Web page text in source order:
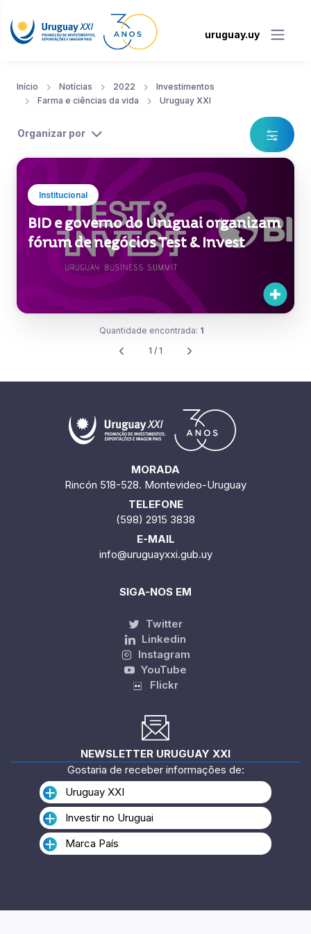
uruguay.uy
Início Notícias 2022
Investimentos
Farma e ciências da vida
Uruguay XXI
Organizar por
Institucional
BID e governo do Uruguai organizam
fórum de negócios Test & Invest
Quantidade encontrada: 1
1 / 1
MORADA
Rincón 518-528. Montevideo-Uruguay
TELEFONE
(598) 2915 3838
E-MAIL
info@uruguayxxi.gub.uy
SIGA-NOS EM
Twitter
Linkedin
Instagram
YouTube
Flickr
NEWSLETTER URUGUAY XXI
Gostaria de receber informações de:
Uruguay XXI
Investir no Uruguai
Marca País